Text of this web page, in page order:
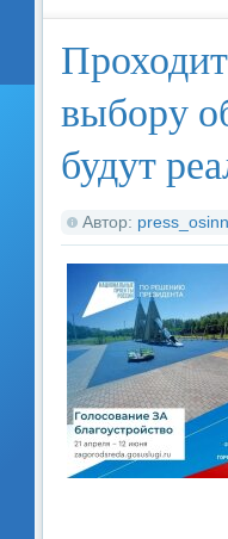
выбору
будут
Автор: